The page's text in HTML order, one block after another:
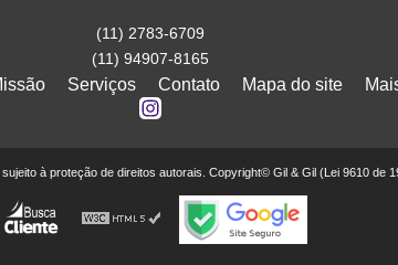
(11) 2783-6709
(11) 94907-8165
Serviços Contato Mapa do site
à proteção de direitos autorais. Copyright© Gil & Gil (Lei 9610 de